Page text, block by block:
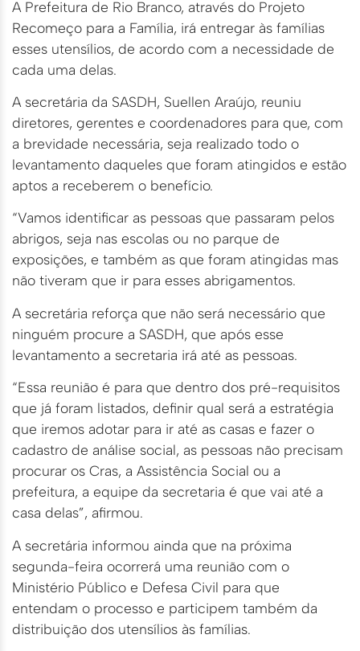
A Prefeitura de Rio Branco, através do Projeto
Recomeço para a Família, irá entregar às famílias
esses utensílios, de acordo com a necessidade de
cada uma delas.
A secretária da SASDH, Suellen Araújo, reuniu
diretores, gerentes e coordenadores para que, com
a brevidade necessária, seja realizado todo o
levantamento daqueles que foram atingidos e estão
aptos a receberem o benefício.
“Vamos identificar as pessoas que passaram pelos
abrigos, seja nas escolas ou no parque de
exposições, e também as que foram atingidas mas
não tiveram que ir para esses abrigamentos.
A secretária reforça que não será necessário que
ninguém procure a SASDH, que após esse
levantamento a secretaria irá até as pessoas.
“Essa reunião é para que dentro dos pré-requisitos
que já foram listados, definir qual será a estratégia
que iremos adotar para ir até as casas e fazer o
cadastro de análise social, as pessoas não precisam
procurar os Cras, a Assistência Social ou a
prefeitura, a equipe da secretaria é que vai até a
casa delas”, afirmou.
A secretária informou ainda que na próxima
segunda-feira ocorrerá uma reunião com o
Ministério Público e Defesa Civil para que
entendam o processo e participem também da
distribuição dos utensílios às famílias.